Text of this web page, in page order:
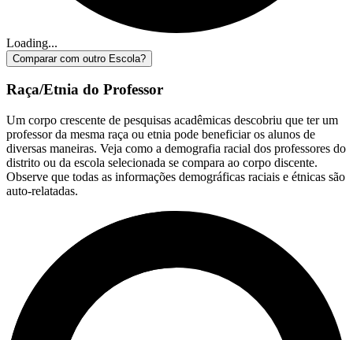
Loading...
Comparar com outro Escola?
Raça/Etnia do Professor
Um corpo crescente de pesquisas acadêmicas descobriu que ter um
professor da mesma raça ou etnia pode beneficiar os alunos de
diversas maneiras. Veja como a demografia racial dos professores do
distrito ou da escola selecionada se compara ao corpo discente.
Observe que todas as informações demográficas raciais e étnicas são
auto-relatadas.